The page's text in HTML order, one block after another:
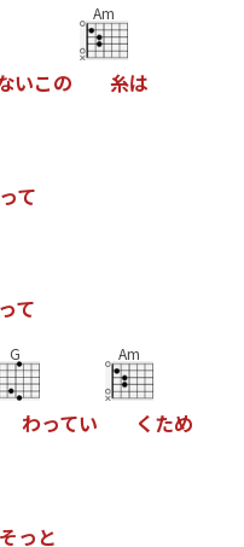
いこの
Am
糸は
て
って
G
わってい
Am
く ため
っ と